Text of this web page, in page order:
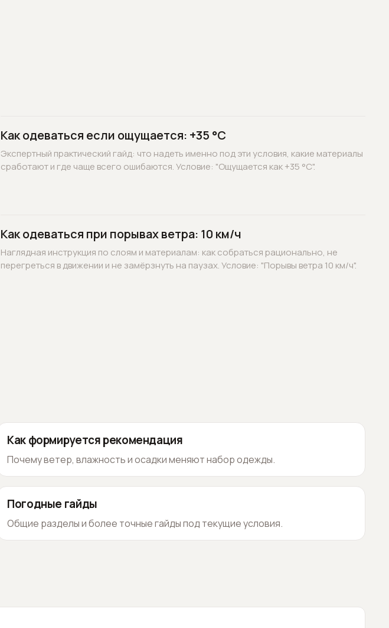
Как одеваться если ощущается: +35 °C
Экспертный практический гайд: что надеть именно под эти условия, какие материалы
сработают и где чаще всего ошибаются. Условие: "Ощущается как +35 °C".
Как одеваться при порывах ветра: 10 км/ч
Наглядная инструкция по слоям и материалам: как собраться рационально, не
перегреться в движении и не замёрзнуть на паузах. Условие: "Порывы ветра 10 км/ч".
Как формируется рекомендация
Почему ветер, влажность и осадки меняют набор одежды.
Погодные гайды
Общие разделы и более точные гайды под текущие условия.